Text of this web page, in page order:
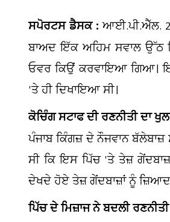
ਸਪੋਰਟਸ ਡੈਸਕ :ਆਈ.ਪੀ.ਐੱਲ.
ਬਾਅਦ ਇੱਕ ਅਹਿਮ ਸਵਾਲ ਉੱਠ
ਓਵਰ ਕਿਉਂ ਕਰਵਾਇਆ ਗਿਆ।
'ਤੇ ਹੀ ਦਿਖਾਇਆ ਸੀ।
ਕੋਚਿੰਗ ਸਟਾਫ ਦੀ ਰਣਨੀਤੀ ਦਾ
ਪੰਜਾਬ ਕਿੰਗਜ਼ ਦੇ ਨੌਜਵਾਨ
ਸੀ ਕਿ ਇਸ ਪਿੱਚ 'ਤੇ ਤੇਜ਼
ਦੇਖਦੇ ਹੋਏ ਤੇਜ਼ ਗੇਂਦਬਾਜ਼ਾਂ ਨੂੰ
ਪਿੱਚ ਦੇ ਮਿਜ਼ਾਜ ਨੇ ਬਦਲੀ ਰਣਨੀਤੀ